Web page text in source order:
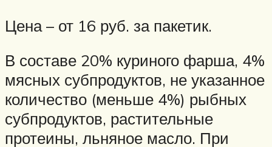
Цена – от 16 руб. за пакетик.
В составе 20% куриного фарша, 4%
мясных субпродуктов, не указанное
количество (меньше 4%) рыбных
субпродуктов, растительные
протеины, льняное масло. При